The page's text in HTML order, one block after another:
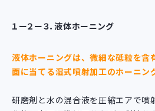
１ー２ー３．液体ホーニング
液体ホーニングは、微細な砥粒を含
面に当てる湿式噴射加工のホーニン
研磨剤と水の混合液を圧縮エアで噴